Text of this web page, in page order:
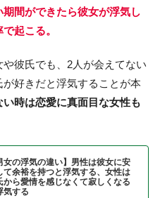
間ができたら彼女が浮気し
起こる。
彼氏でも、2人が会えてない
好きだと浮気することが本
い時は恋愛に真面目な女性も
女の浮気の違い】男性は彼女に安
て余裕を持つと浮気する、女性は
から愛情を感じなくて寂しくなる
気する